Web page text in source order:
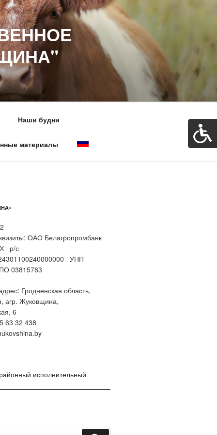
Наши будни
материалы
ОАО Белагропромбанк
р/с
УНП
03815783
Гродненская область,
агр. Жуковщина,
6
63 32 438